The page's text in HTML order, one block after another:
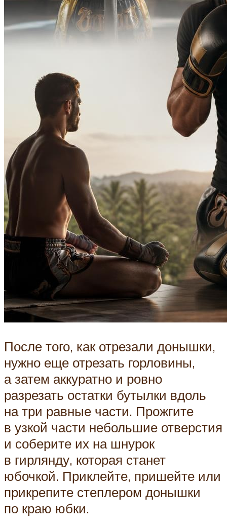
После того, как отрезали донышки,
нужно еще отрезать горловины,
а затем аккуратно и ровно
разрезать остатки бутылки вдоль
на три равные части. Прожгите
в узкой части небольшие отверстия
и соберите их на шнурок
в гирлянду, которая станет
юбочкой. Приклейте, пришейте или
прикрепите степлером донышки
по краю юбки.